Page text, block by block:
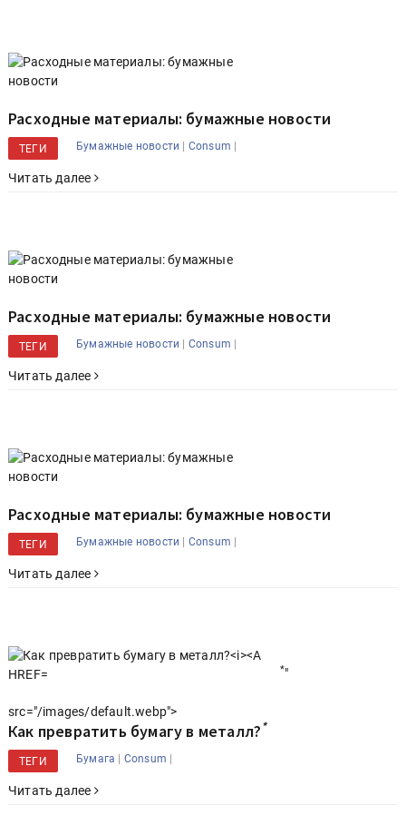
Расходные материалы: бумажные новости
ТЕГИ Бумажные новости | Consum |
Читать далее
Расходные материалы: бумажные новости
ТЕГИ Бумажные новости | Consum |
Читать далее
Расходные материалы: бумажные новости
ТЕГИ Бумажные новости | Consum |
Читать далее
*"
src="/images/default.webp">
Как превратить бумагу в металл?*
ТЕГИ Бумага | Consum |
Читать далее